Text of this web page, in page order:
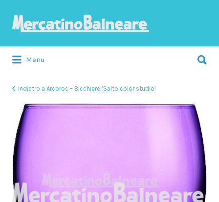
Menu
Indietro a Arcoroc – Bicchiere ‘Salto color studio’